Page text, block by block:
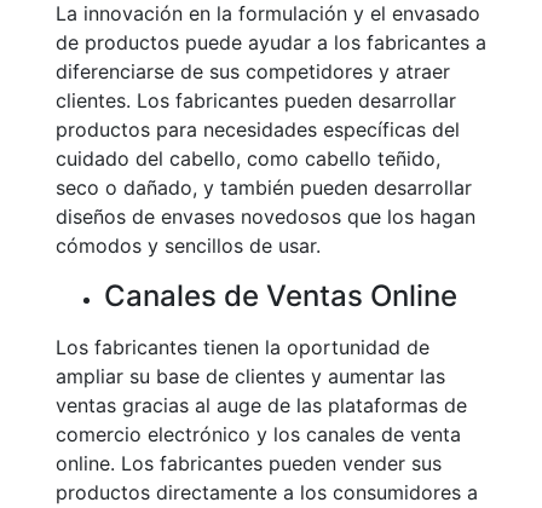
La innovación en la formulación y el envasado
de productos puede ayudar a los fabricantes a
diferenciarse de sus competidores y atraer
clientes. Los fabricantes pueden desarrollar
productos para necesidades específicas del
cuidado del cabello, como cabello teñido,
seco o dañado, y también pueden desarrollar
diseños de envases novedosos que los hagan
cómodos y sencillos de usar.
Canales de Ventas Online
Los fabricantes tienen la oportunidad de
ampliar su base de clientes y aumentar las
ventas gracias al auge de las plataformas de
comercio electrónico y los canales de venta
online. Los fabricantes pueden vender sus
productos directamente a los consumidores a